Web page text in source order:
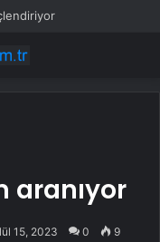
aranıyor
15, 2023 0 9